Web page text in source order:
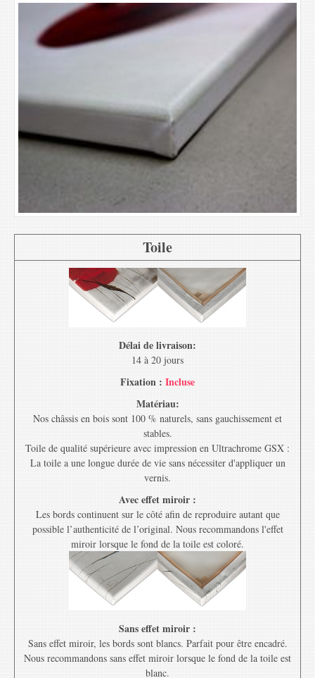
Toile
Délai de livraison:
14 à 20 jours
Fixation : Incluse
Matériau:
Nos châssis en bois sont 100 % naturels, sans gauchissement et
stables.
Toile de qualité supérieure avec impression en Ultrachrome GSX :
La toile a une longue durée de vie sans nécessiter d'appliquer un
vernis.
Avec effet miroir :
Les bords continuent sur le côté afin de reproduire autant que
possible l’authenticité de l’original. Nous recommandons l'effet
miroir lorsque le fond de la toile est coloré.
Sans effet miroir :
Sans effet miroir, les bords sont blancs. Parfait pour être encadré.
Nous recommandons sans effet miroir lorsque le fond de la toile est
blanc.